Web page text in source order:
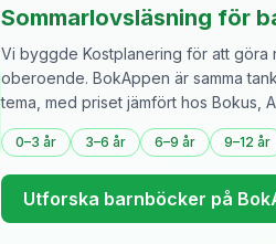
Sommarlovsläsning för
Vi byggde Kostplanering för att göra
oberoende. BokAppen är samma
tema, med priset jämfört hos Bokus,
0–3 år 3–6 år 6–9 år 9–12 år
Utforska barnböcker på